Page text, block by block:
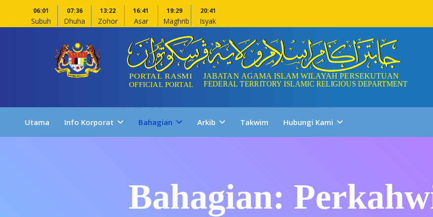
06:01
Subuh
07:36
Dhuha
13:22
Zohor
16:41
Asar
19:29
Maghrib
20:41
Isyak
Utama Info Korporat Bahagian Arkib Takwim Hubungi Kami
Bahagian: